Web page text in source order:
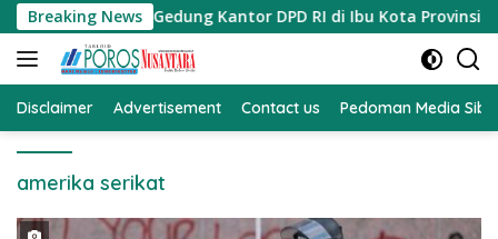
Langsung
ke
konten
Breaking NewsGedung Kantor DPD RI di Ibu Kota Provinsi
Disclaimer Advertisement Contact us Pedoman Media
amerika serikat